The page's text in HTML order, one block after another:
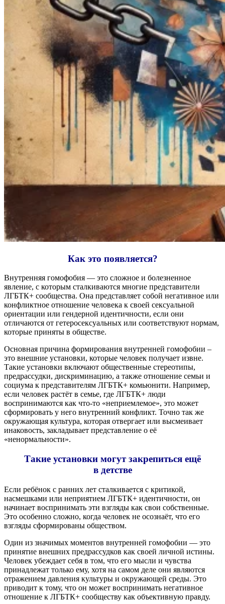
Как это появляется?
Внутренняя гомофобия — это сложное и болезненное
явление, с которым сталкиваются многие представители
ЛГБТК+ сообщества. Она представляет собой негативное или
конфликтное отношение человека к своей сексуальной
ориентации или гендерной идентичности, если они
отличаются от гетеросексуальных или соответствуют нормам,
которые приняты в обществе.
Основная причина формирования внутренней гомофобии –
это внешние установки, которые человек получает извне.
Такие установки включают общественные стереотипы,
предрассудки, дискриминацию, а также отношение семьи и
социума к представителям ЛГБТК+ комьюнити. Например,
если человек растёт в семье, где ЛГБТК+ люди
воспринимаются как что-то «неприемлемое», это может
сформировать у него внутренний конфликт. Точно так же
окружающая культура, которая отвергает или высмеивает
инаковость, закладывает представление о её
«ненормальности».
Такие установки могут закрепиться ещё
в детстве
Если ребёнок с ранних лет сталкивается с критикой,
насмешками или неприятием ЛГБТК+ идентичности, он
начинает воспринимать эти взгляды как свои собственные.
Это особенно сложно, когда человек не осознаёт, что его
взгляды сформированы обществом.
Один из значимых моментов внутренней гомофобии — это
принятие внешних предрассудков как своей личной истины.
Человек убеждает себя в том, что его мысли и чувства
принадлежат только ему, хотя на самом деле они являются
отражением давления культуры и окружающей среды. Это
приводит к тому, что он может воспринимать негативное
отношение к ЛГБТК+ сообществу как объективную правду.